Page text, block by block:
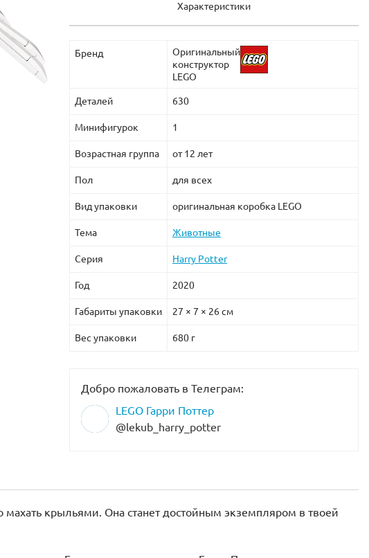
Характеристики
Бренд
Оригинальный
конструктор
LEGO
Деталей 630
Минифигурок 1
Возрастная группа от 12 лет
Пол для всех
Вид упаковки оригинальная коробка LEGO
Тема Животные
Серия Harry Potter
Год 2020
Габариты упаковки 27 × 7 × 26 см
Вес упаковки 680 г
Добро пожаловать в Телеграм:
LEGO Гарри Поттер
@lekub_harry_potter
крыльями. Она станет достойным экземпляром в твоей